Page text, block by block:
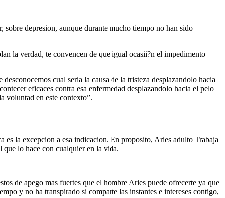
sobre depresion, aunque durante mucho tiempo no han sido
la verdad, te convencen de que igual ocasii?n el impedimento
cual seri­a la causa de la tristeza desplazandolo hacia
eficaces contra esa enfermedad desplazandolo hacia el pelo
voluntad en este contexto”.
es la excepcion a esa indicacion. En proposito, Aries adulto Trabaja
que lo hace con cualquier en la vida.
de apego mas fuertes que el hombre Aries puede ofrecerte ya que
y no ha transpirado si comparte las instantes e intereses contigo,